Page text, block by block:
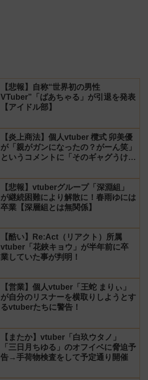
【悲報】自称“世界初の男性
VTuber”「ばあちゃる」が引退を発表
【アイドル部】
【炎上商法】個人vtuber 欖式 卯美優
が「親がガンになったの？がーん笑」
というコメントに「そのギャグうけ
はオススメしないと投稿し叩かれる
【悲報】vtuberグループ「深淵組」
が継続困難により解散に！春雨ゆには
卒業【深層組とは無関係】
【酷い】Re:Act（リアクト）所属
vtuber「花鋏キョウ」が半年前に卒
業していた事が判明！
【営業】個人vtuber「王蛇 まりぃ」
が自分のリスナーを横取りしようとす
るvtuberたちに警告！
【またか】vtuber「白玖ウタノ」
「三日月ちゆる」のオフイベに脅迫予
告→手荷物検査をして予定通り開催